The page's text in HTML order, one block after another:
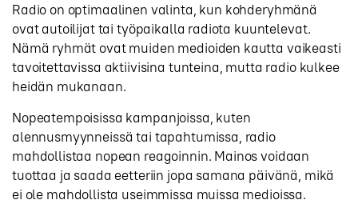
Radio on optimaalinen valinta, kun kohderyhmänä
ovat autoilijat tai työpaikalla radiota kuuntelevat.
Nämä ryhmät ovat muiden medioiden kautta vaikeasti
tavoitettavissa aktiivisina tunteina, mutta radio kulkee
heidän mukanaan.
Nopeatempoisissa kampanjoissa, kuten
alennusmyynneissä tai tapahtumissa, radio
mahdollistaa nopean reagoinnin. Mainos voidaan
tuottaa ja saada eetteriin jopa samana päivänä, mikä
ei ole mahdollista useimmissa muissa medioissa.